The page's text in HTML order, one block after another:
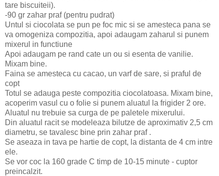
tare biscuiteii).
-90 gr zahar praf (pentru pudrat)
Untul si ciocolata se pun pe foc mic si se amesteca pana se
va omogeniza compozitia, apoi adaugam zaharul si punem
mixerul in functiune
Apoi adaugam pe rand cate un ou si esenta de vanilie.
Mixam bine.
Faina se amesteca cu cacao, un varf de sare, si praful de
copt
Totul se adauga peste compozitia ciocolatoasa. Mixam bine,
acoperim vasul cu o folie si punem aluatul la frigider 2 ore.
Aluatul nu trebuie sa curga de pe paletele mixerului.
Din aluatul racit se modeleaza bilutze de aproximativ 2,5 cm
diametru, se tavalesc bine prin zahar praf .
Se aseaza in tava pe hartie de copt, la distanta de 4 cm intre
ele.
Se vor coc la 160 grade C timp de 10-15 minute - cuptor
preincalzit.